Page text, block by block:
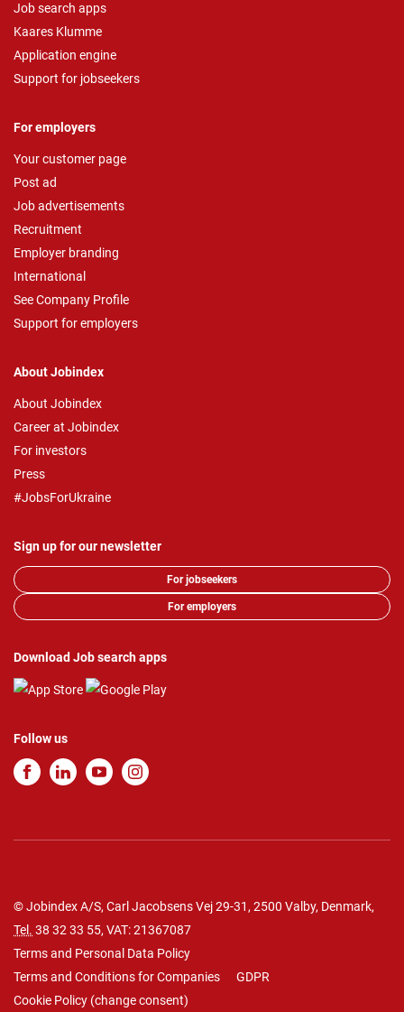
Job search apps
Kaares Klumme
Application engine
Support for jobseekers
For employers
Your customer page
Post ad
Job advertisements
Recruitment
Employer branding
International
See Company Profile
Support for employers
About Jobindex
About Jobindex
Career at Jobindex
For investors
Press
#JobsForUkraine
Sign up for our newsletter
For jobseekers
For employers
Download Job search apps
Follow us
© Jobindex A/S, Carl Jacobsens Vej 29-31, 2500 Valby, Denmark,
Tel. 38 32 33 55, VAT: 21367087
Terms and Personal Data Policy
Terms and Conditions for Companies
GDPR
Cookie Policy (change consent)